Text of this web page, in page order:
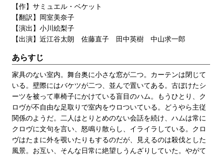
【作】サミュエル・ベケット
【翻訳】岡室美奈子
【演出】小川絵梨子
【出演】近江谷太朗 佐藤直子 田中英樹 中山求一郎
あらすじ
家具のない室内。舞台奥に小さな窓が二つ。カーテンは閉じて
いる。壁際にはバケツが二つ、並んで置いてある。古ぼけたシ
ーツを被って車椅子にかけている盲目のハム。もうひとり、ク
ロヴが不自由な足取りで室内をウロついている。どうやら主従
関係のようだ。二人はとりとめのない会話を続け、ハムは常に
クロヴに文句を言い、怒鳴り散らし、イライラしている。クロ
ヴはたまに外を覗いたりもするのだが、見えるのは殺伐とした
風景。お互い、そんな日常に絶望しうんざりしていた。やがて